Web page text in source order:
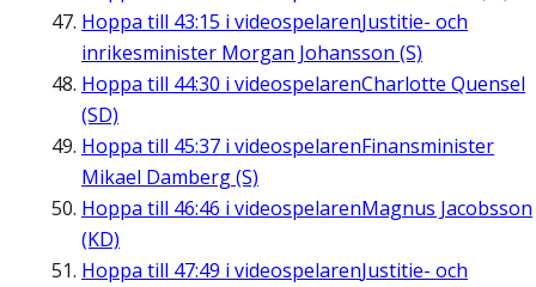
Hoppa till 43:15 i videospelarenJustitie- och
inrikesminister Morgan Johansson (S)
Hoppa till 44:30 i videospelarenCharlotte Quensel
(SD)
Hoppa till 45:37 i videospelarenFinansminister
Mikael Damberg (S)
Hoppa till 46:46 i videospelarenMagnus Jacobsson
(KD)
Hoppa till 47:49 i videospelarenJustitie- och